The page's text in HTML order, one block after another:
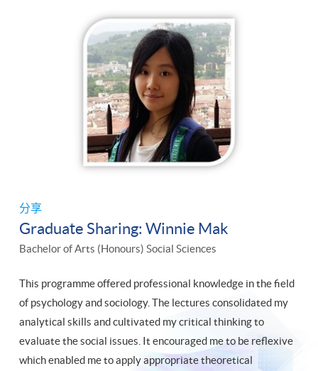
分享
Graduate Sharing: Winnie Mak
Bachelor of Arts (Honours) Social Sciences
This programme offered professional knowledge in the field
of psychology and sociology. The lectures consolidated my
analytical skills and cultivated my critical thinking to
evaluate the social issues. It encouraged me to be reflexive
which enabled me to apply appropriate theoretical